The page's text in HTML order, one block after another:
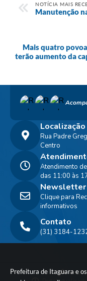
Prefeitura de Itaguara e
NOTÍCIA MAIS
Manutenção
Mais quatro
terão aumento da
Localização
Rua Padre
Centro
Contato
(31) 3184-
Atendimento
das 11:00 às
Newsletter
Clique para
informativos